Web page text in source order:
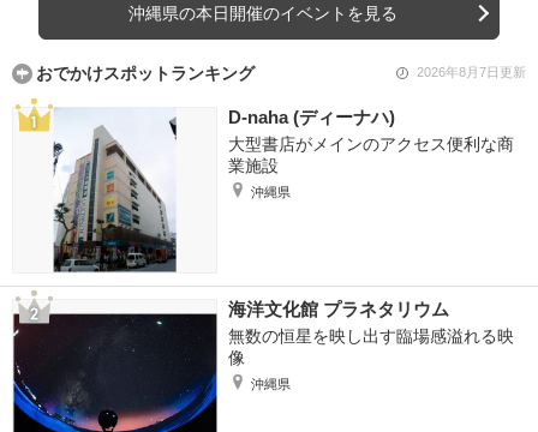
沖縄県の本日開催のイベントを見る
おでかけスポットランキング 2026年8月7日更新
D-naha (ディーナハ)
大型書店がメインのアクセス便利な商
業施設
沖縄県
海洋文化館 プラネタリウム
無数の恒星を映し出す臨場感溢れる映
像
沖縄県